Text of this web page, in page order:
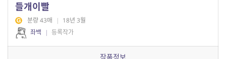
들개이빨
분량 43매 | 18년 3월
좌백
| 등록작가
작품정보